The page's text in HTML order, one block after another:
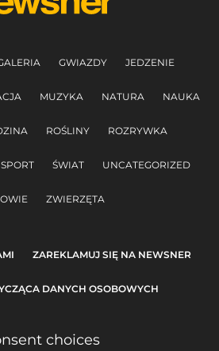
GWIAZDY JEDZENIE
MUZYKA NATURA NAUKA
ROŚLINY ROZRYWKA
SPORT ŚWIAT UNCATEGORIZED
ZWIERZĘTA
ZAREKLAMUJ SIĘ NA NEWSNER
DANYCH OSOBOWYCH
choices